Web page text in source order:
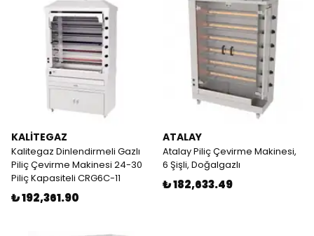
KALİTEGAZ
Kalitegaz Dinlendirmeli Gazlı
Piliç Çevirme Makinesi 24-30
Piliç Kapasiteli CRG6C-11
₺ 192,361.90
ATALAY
Atalay Piliç Çevirme Makinesi,
6 Şişli, Doğalgazlı
₺ 182,633.49